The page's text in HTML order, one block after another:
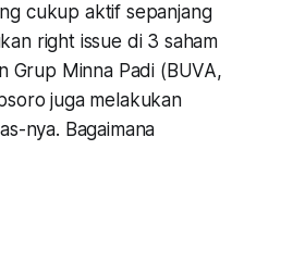
cukup aktif sepanjang
right issue di 3 saham
Grup Minna Padi (BUVA,
juga melakukan
nya. Bagaimana